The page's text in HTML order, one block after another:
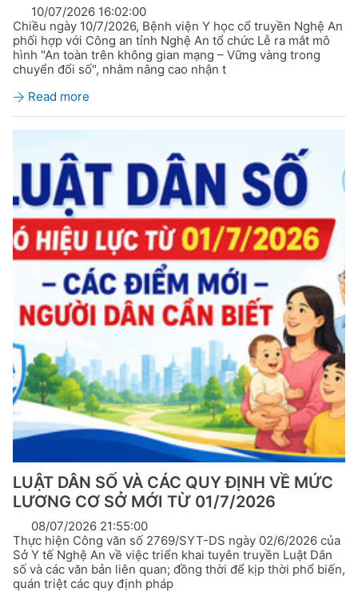
10/07/2026 16:02:00
Chiều ngày 10/7/2026, Bệnh viện Y học cổ truyền Nghệ An
phối hợp với Công an tỉnh Nghệ An tổ chức Lễ ra mắt mô
hình "An toàn trên không gian mạng – Vững vàng trong
chuyển đổi số", nhằm nâng cao nhận t
Read more
LUẬT DÂN SỐ VÀ CÁC QUY ĐỊNH VỀ MỨC
LƯƠNG CƠ SỞ MỚI TỪ 01/7/2026
08/07/2026 21:55:00
Thực hiện Công văn số 2769/SYT-DS ngày 02/6/2026 của
Sở Y tế Nghệ An về việc triển khai tuyên truyền Luật Dân
số và các văn bản liên quan; đồng thời để kịp thời phổ biến,
quán triệt các quy định pháp